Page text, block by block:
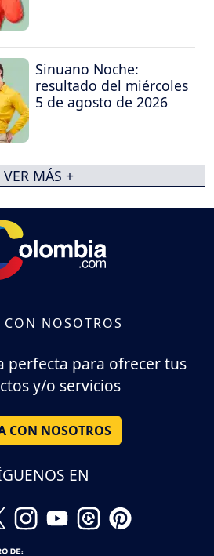
Sinuano Noche:
resultado del miércoles
5 de agosto de 2026
VER MÁS +
CON NOSOTROS
perfecta para ofrecer tus
y/o servicios
CON NOSOTROS
EN